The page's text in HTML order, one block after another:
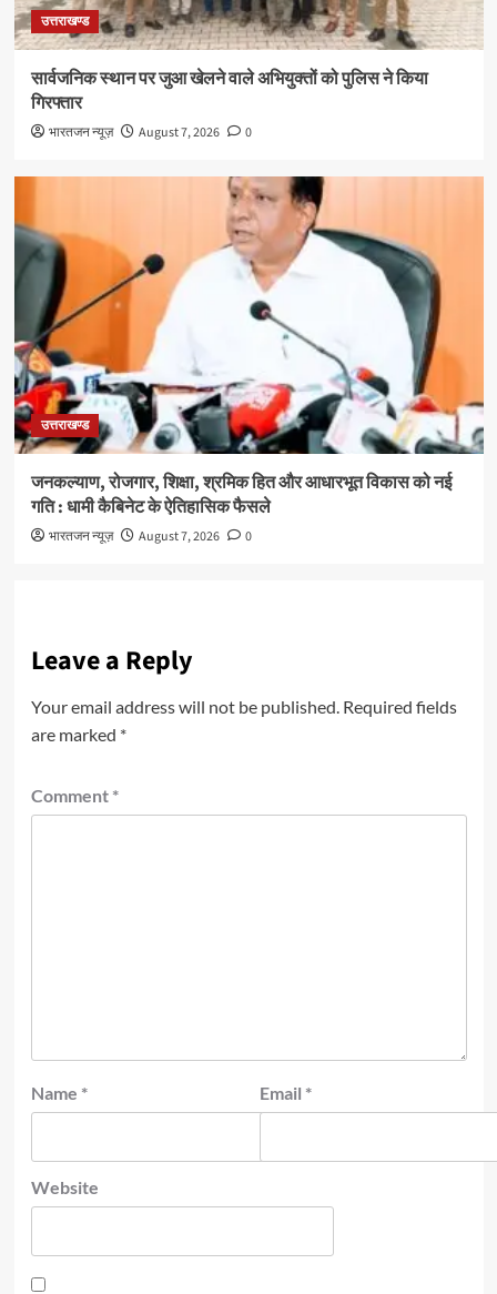
उत्तराखण्ड
सार्वजनिक स्थान पर जुआ खेलने वाले अभियुक्तों को पुलिस ने किया
गिरफ्तार
भारतजन न्यूज़ August 7, 2026 0
उत्तराखण्ड
जनकल्याण, रोजगार, शिक्षा, श्रमिक हित और आधारभूत विकास को नई
गति : धामी कैबिनेट के ऐतिहासिक फैसले
भारतजन न्यूज़ August 7, 2026 0
Leave a Reply
Your email address will not be published. Required fields
are marked *
Comment *
Name * Email *
Website